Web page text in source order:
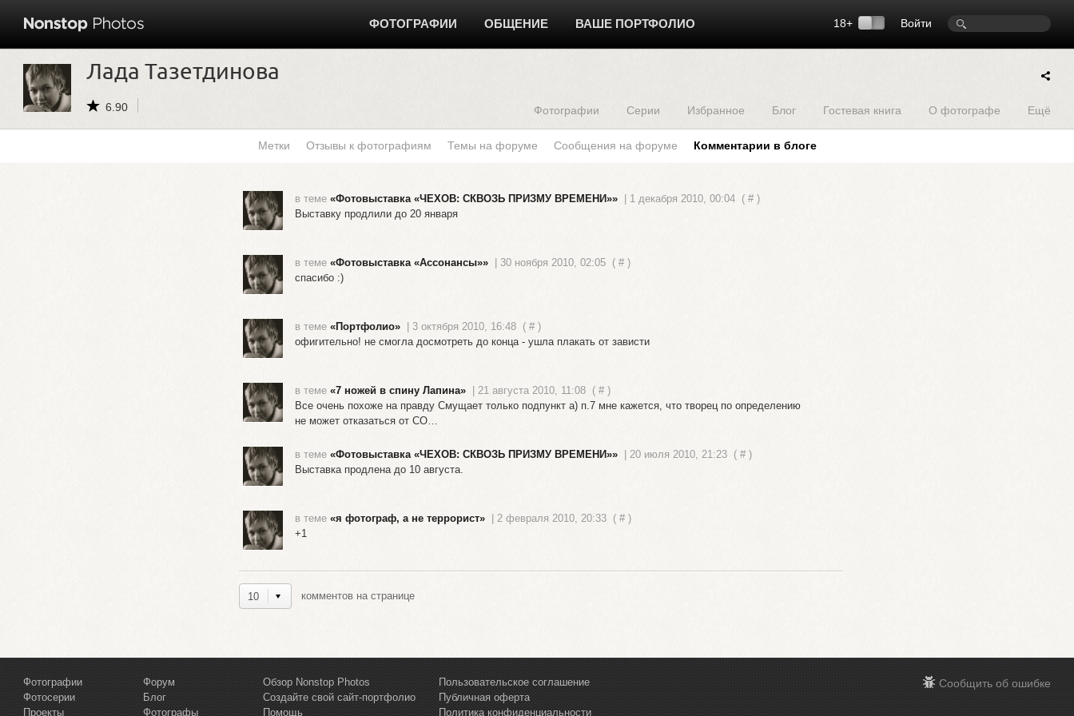
Войти
18+
ФОТОГРАФИИ ОБЩЕНИЕ ВАШЕ ПОРТФОЛИО
Лада Тазетдинова
6.90 Фотографии Серии Избранное Блог Гостевая книга О фотографе Ещё
Метки Отзывы к фотографиям Темы на форуме Сообщения на форуме Комментарии в блоге
в теме «Фотовыставка «ЧЕХОВ: СКВОЗЬ ПРИЗМУ ВРЕМЕНИ»» | 1 декабря 2010, 00:04 ( # )
Выставку продлили до 20 января
в теме «Фотовыставка «Ассонансы»» | 30 ноября 2010, 02:05 ( # )
спасибо :)
в теме «Портфолио» | 3 октября 2010, 16:48 ( # )
офигительно! не смогла досмотреть до конца - ушла плакать от зависти
в теме «7 ножей в спину Лапина» | 21 августа 2010, 11:08 ( # )
Все очень похоже на правду Смущает только подпункт а) п.7 мне кажется, что творец по определению
не может отказаться от СО…
в теме «Фотовыставка «ЧЕХОВ: СКВОЗЬ ПРИЗМУ ВРЕМЕНИ»» | 20 июля 2010, 21:23 ( # )
Выставка продлена до 10 августа.
в теме «я фотограф, а не террорист» | 2 февраля 2010, 20:33 ( # )
+1
10 комментов на странице
Фотографии
Фотосерии
Проекты
Форум
Блог
Фотографы
Обзор Nonstop Photos
Создайте свой сайт-портфолио
Помощь
Пользовательское соглашение
Публичная оферта
Политика конфиденциальности
Сообщить об ошибке